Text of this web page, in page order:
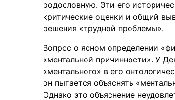
родословную. Эти его
критические оценки и общий
решения «трудной проблемы».
Вопрос о ясном определении
«ментальной причинности». У
«ментального» в его
он пытается объяснять
Однако это объяснение